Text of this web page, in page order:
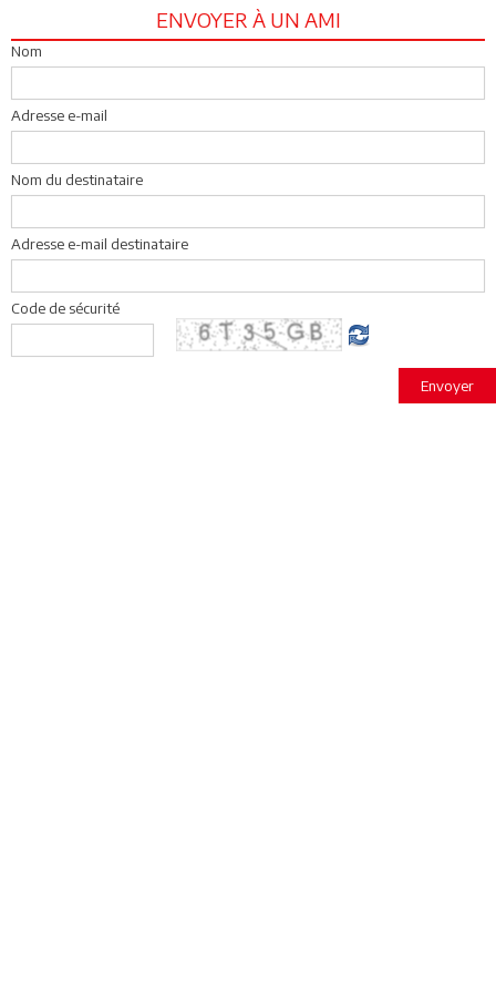
ENVOYER À UN AMI
Nom
Adresse e-mail
Nom du destinataire
Adresse e-mail destinataire
Code de sécurité
Envoyer